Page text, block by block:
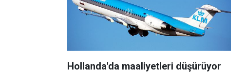
Hollanda'da maaliyetleri düşürüyor